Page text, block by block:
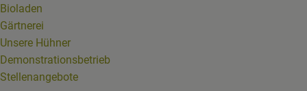
Bioladen
Gärtnerei
Unsere Hühner
Demonstrationsbetrieb
Stellenangebote